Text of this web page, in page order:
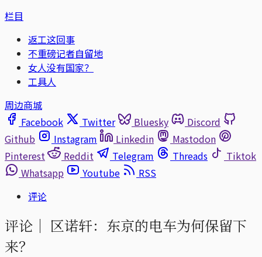
栏目
返工这回事
不重磅记者自留地
女人没有国家？
工具人
周边商城
Facebook
Twitter Bluesky
Discord
Github
Instagram Linkedin
Mastodon
Pinterest
Reddit Telegram Threads
Tiktok
Whatsapp
Youtube
RSS
评论
评论｜ 区诺轩：东京的电车为何保留下
来？